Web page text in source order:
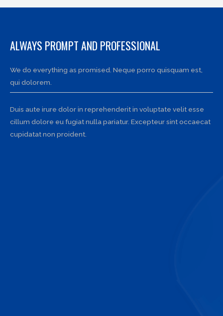
ALWAYS PROMPT AND PROFESSIONAL
We do everything as promised. Neque porro quisquam est,
qui dolorem.
Duis aute irure dolor in reprehenderit in voluptate velit esse
cillum dolore eu fugiat nulla pariatur. Excepteur sint occaecat
cupidatat non proident.